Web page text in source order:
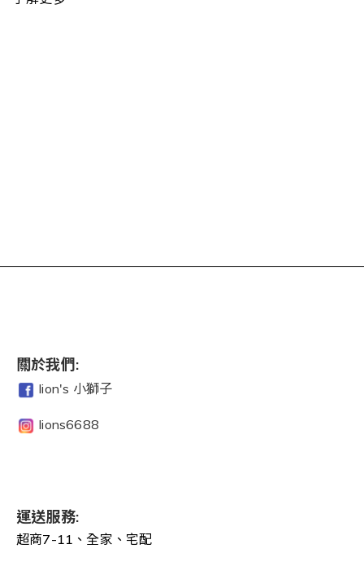
關於我們:
lion's 小獅子
lions6688
運送服務:
超商7-11、全家、宅配